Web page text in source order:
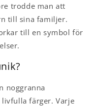
trodde man att
till sina familjer.
till en symbol för
noggranna
färger. Varje